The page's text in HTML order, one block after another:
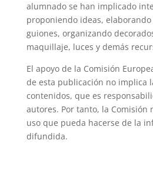
alumnado se han implicado
proponiendo ideas,
guiones, organizando
maquillaje, luces y demás
El apoyo de la Comisión
de esta publicación no implica
contenidos, que es
autores. Por tanto, la Comisión
uso que pueda hacerse de la
difundida.